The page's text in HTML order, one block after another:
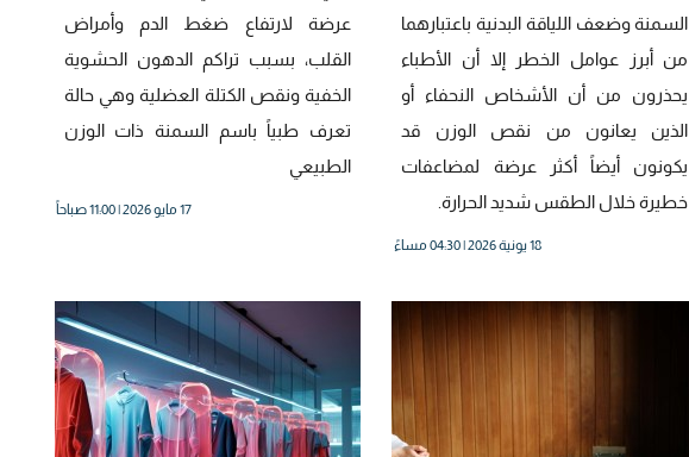
السمنة وضعف اللياقة البدنية باعتبارهما
من أبرز عوامل الخطر إلا أن الأطباء
يحذرون من أن الأشخاص النحفاء أو
الذين يعانون من نقص الوزن قد
يكونون أيضاً أكثر عرضة لمضاعفات
خطيرة خلال الطقس شديد الحرارة.
18 يونية 2026 | 04:30 مساءً
عرضة لارتفاع ضغط الدم وأمراض
القلب، بسبب تراكم الدهون الحشوية
الخفية ونقص الكتلة العضلية وهي حالة
تعرف طبياً باسم السمنة ذات الوزن
الطبيعي
17 مايو 2026 | 11:00 صباحاً